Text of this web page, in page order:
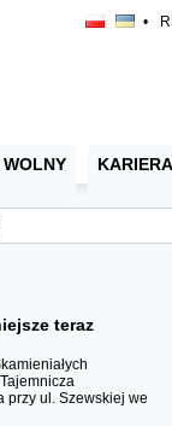
•
teraz
przy ul. Szewskiej we